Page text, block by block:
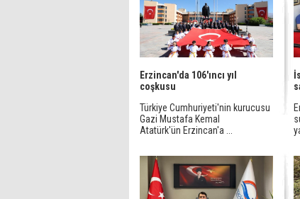
Erzincan'da 106'ıncı yıl
coşkusu
Türkiye Cumhuriyeti'nin kurucusu
Gazi Mustafa Kemal
Atatürk'ün Erzincan'a ...